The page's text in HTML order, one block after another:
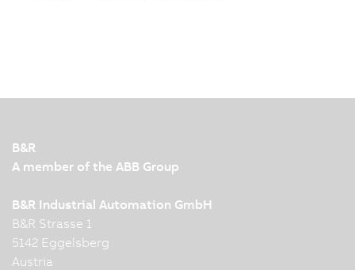
B&R
A member of the ABB Group
B&R Industrial Automation GmbH
B&R Strasse 1
5142 Eggelsberg
Austria